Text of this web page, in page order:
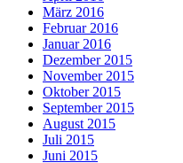
März 2016
Februar 2016
Januar 2016
Dezember 2015
November 2015
Oktober 2015
September 2015
August 2015
Juli 2015
Juni 2015